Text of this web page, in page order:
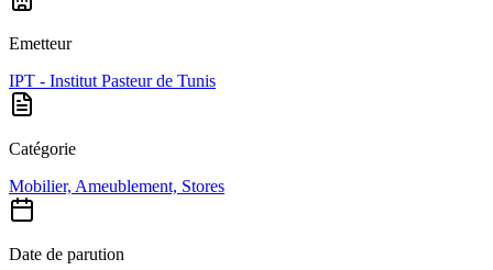
Emetteur
IPT - Institut Pasteur de Tunis
Catégorie
Mobilier, Ameublement, Stores
Date de parution